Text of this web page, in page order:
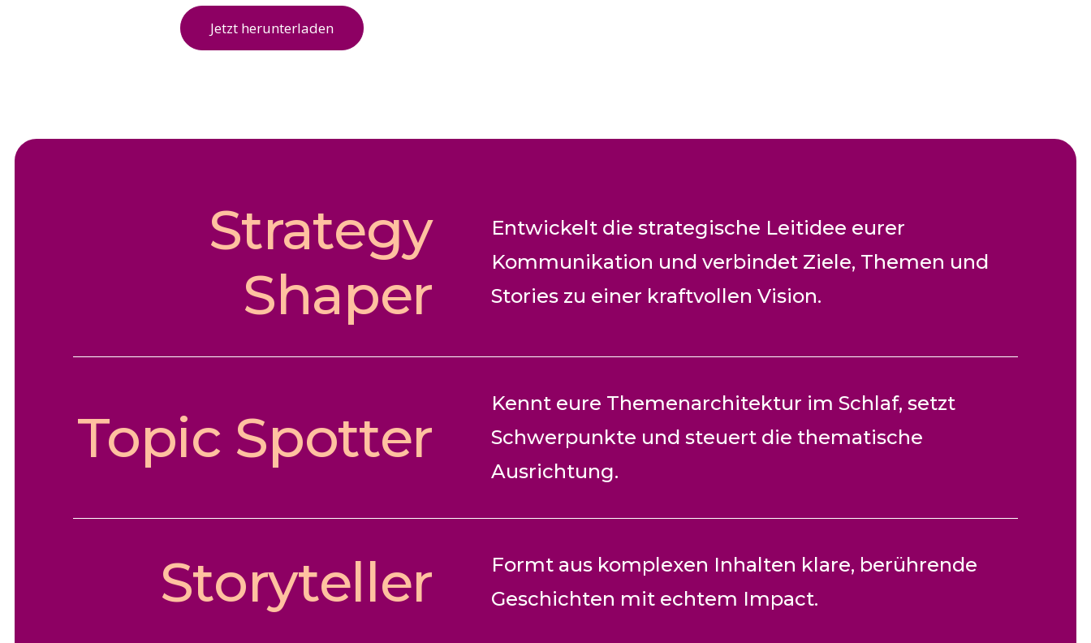
Jetzt herunterladen
Strategy
Shaper
Entwickelt die strategische Leitidee eurer
Kommunikation und verbindet Ziele, Themen und
Stories zu einer kraftvollen Vision.
Topic Spotter
Kennt eure Themenarchitektur im Schlaf, setzt
Schwerpunkte und steuert die thematische
Ausrichtung.
Storyteller
Formt aus komplexen Inhalten klare, berührende
Geschichten mit echtem Impact.